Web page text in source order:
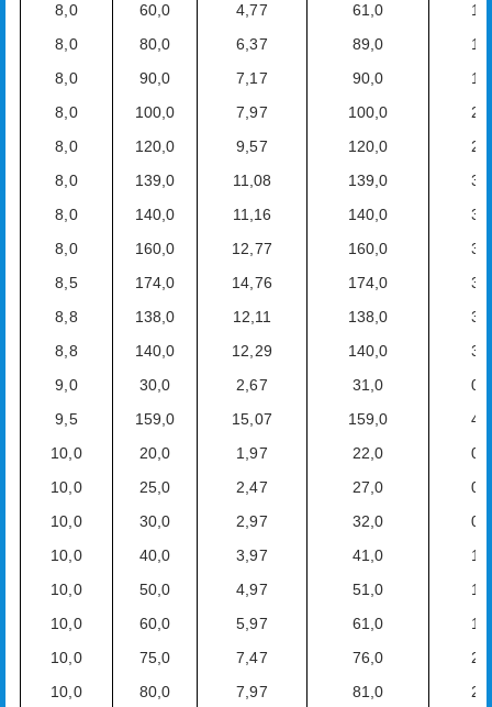
8,0
60,0 4,77 61,0
8,0
80,0 6,37 89,0
8,0
90,0 7,17 90,0
8,0
100,0 7,97 100,0
8,0
120,0 9,57 120,0
8,0
139,0 11,08 139,0
8,0
140,0 11,16 140,0
8,0
160,0 12,77 160,0
8,5
174,0 14,76 174,0
8,8
138,0 12,11 138,0
8,8
140,0 12,29 140,0
9,0
30,0 2,67 31,0
9,5
159,0 15,07 159,0
10,0
20,0 1,97 22,0
10,0
25,0 2,47 27,0
10,0
30,0 2,97 32,0
10,0
40,0 3,97 41,0
10,0
50,0 4,97 51,0
10,0
60,0 5,97 61,0
10,0
75,0 7,47 76,0
10,0
80,0 7,97 81,0